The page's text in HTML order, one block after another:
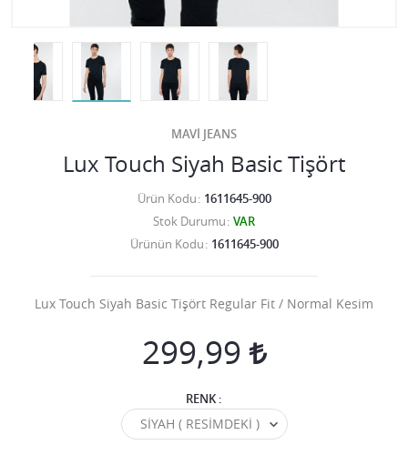
MAVİ JEANS
Lux Touch Siyah Basic Tişört
Ürün Kodu 1611645-900
Stok Durumu VAR
Ürünün Kodu 1611645-900
Lux Touch Siyah Basic Tişört Regular Fit / Normal Kesim
299,99
RENK :